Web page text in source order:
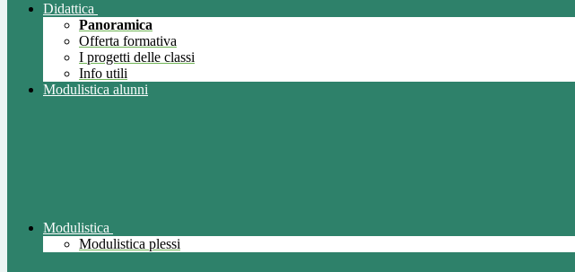
Didattica
Panoramica
Offerta formativa
I progetti delle classi
Info utili
Modulistica alunni
Modulistica
Modulistica plessi